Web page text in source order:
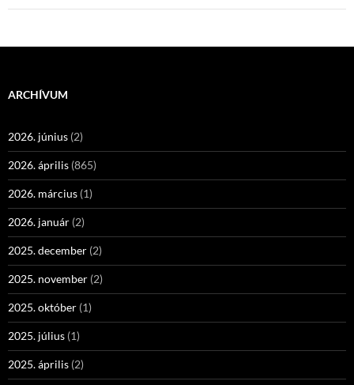
ARCHÍVUM
2026. június (2)
2026. április (865)
2026. március (1)
2026. január (2)
2025. december (2)
2025. november (2)
2025. október (1)
2025. július (1)
2025. április (2)